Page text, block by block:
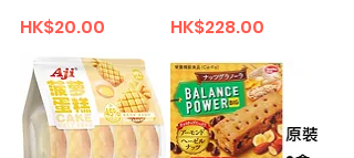
Price
HK$20.00 Price
HK$228.00